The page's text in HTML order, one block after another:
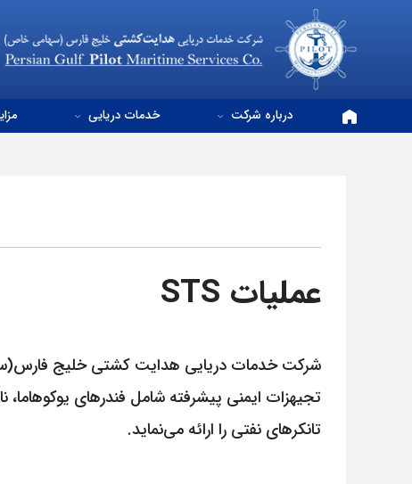
درباره شرکت خدمات دریایی
عملیات STS
شرکت خدمات دریایی هدایت کشتی خلیج
تانکرهای نفتی را ارائه می‌نماید.